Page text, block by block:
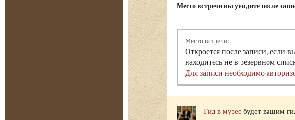
Место встречи вы увидите после
Место встречи:
Откроется после записи, если
находитесь не в резервном
Для записи необходимо
Гид в музее будет вашим